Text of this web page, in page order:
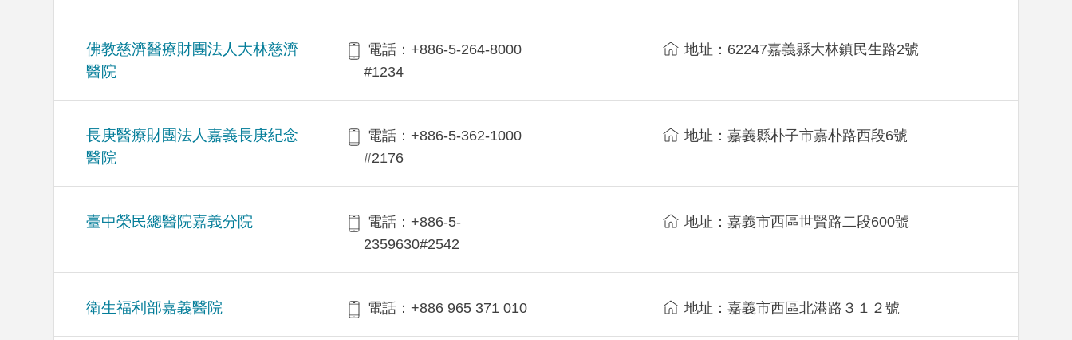
佛教慈濟醫療財團法人大林慈濟
醫院
電話：+886-5-264-8000
#1234
地址：62247嘉義縣大林鎮民生路2號
長庚醫療財團法人嘉義長庚紀念
醫院
電話：+886-5-362-1000
#2176
地址：嘉義縣朴子市嘉朴路西段6號
臺中榮民總醫院嘉義分院
電話：+886-5-
2359630#2542
地址：嘉義市西區世賢路二段600號
衛生福利部嘉義醫院 電話：+886 965 371 010 地址：嘉義市西區北港路３１２號